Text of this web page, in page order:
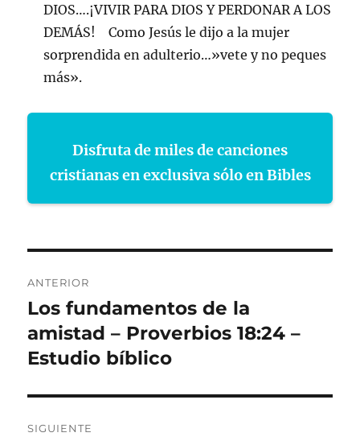
DIOS….¡VIVIR PARA DIOS Y PERDONAR A LOS
DEMÁS! Como Jesús le dijo a la mujer
sorprendida en adulterio…»vete y no peques
más».
Disfruta de miles de canciones
cristianas en exclusiva sólo en Bibles
de
entradas
ANTERIOR
Entrada
anterior:
Los fundamentos de la
amistad – Proverbios 18:24 –
Estudio bíblico
SIGUIENTE